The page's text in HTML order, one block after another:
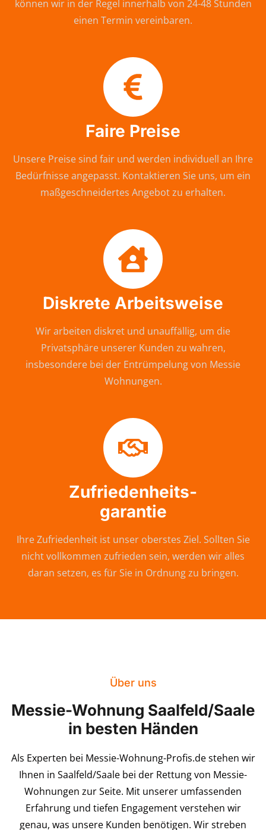
können wir in der Regel innerhalb von 24-48 Stunden
einen Termin vereinbaren.
Faire Preise
Unsere Preise sind fair und werden individuell an Ihre
Bedürfnisse angepasst. Kontaktieren Sie uns, um ein
maßgeschneidertes Angebot zu erhalten.
Diskrete Arbeitsweise
Wir arbeiten diskret und unauffällig, um die
Privatsphäre unserer Kunden zu wahren,
insbesondere bei der Entrümpelung von Messie
Wohnungen.
Zufriedenheits-
garantie
Ihre Zufriedenheit ist unser oberstes Ziel. Sollten Sie
nicht vollkommen zufrieden sein, werden wir alles
daran setzen, es für Sie in Ordnung zu bringen.
Über uns
Messie-Wohnung Saalfeld/Saale
in besten Händen
Als Experten bei Messie-Wohnung-Profis.de stehen wir
Ihnen in Saalfeld/Saale bei der Rettung von Messie-
Wohnungen zur Seite. Mit unserer umfassenden
Erfahrung und tiefen Engagement verstehen wir
genau, was unsere Kunden benötigen. Wir streben